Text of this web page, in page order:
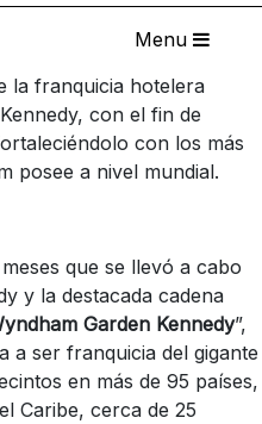
Menu
la franquicia hotelera
con el fin de
con los más
posee a nivel mundial.
que se llevó a cabo
y la destacada cadena
Garden Kennedy”,
a ser franquicia del gigante
en más de 95 países,
Caribe, cerca de 25